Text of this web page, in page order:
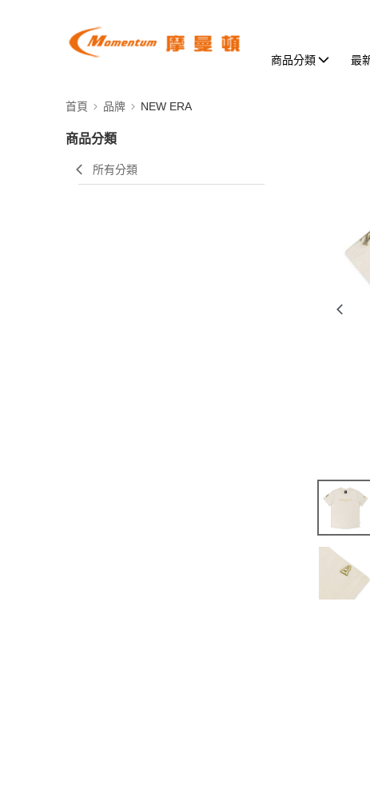
商品分類 最
首頁 品牌 NEW ERA
商品分類
所有分類